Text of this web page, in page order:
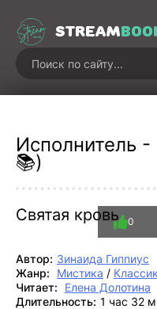
STREAM
Исполнитель -
📚)
Святая кровь 0
Автор: Зинаида Гиппиус
Жанр:
Мистика /
Читает:
Елена Долотина
Длительность: 1 час 32